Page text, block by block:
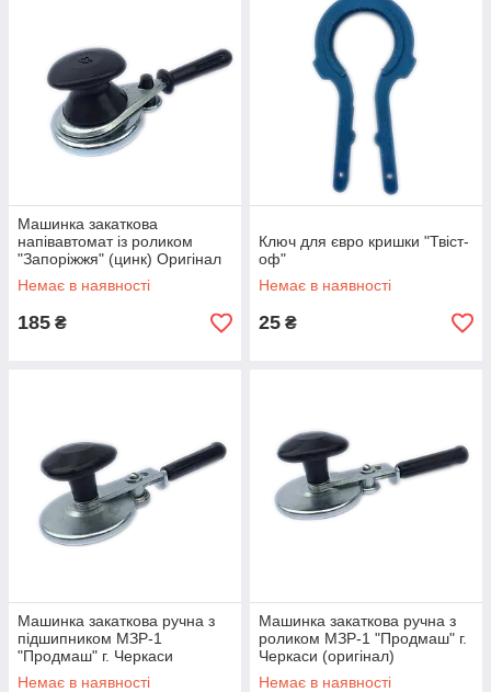
менше 5 хв
час відповіді компанії
Замовляйте Закаточні Машинки та
Отримайте Подарунок
1.
Машинка закаткова
напівавтомат із роликом
"Запоріжжя" (цинк) Оригінал
Немає в наявності
185 ₴
Ключ для євро кришки "Твіст-
оф"
Немає в наявності
25 ₴
Машинка закаткова ручна з
підшипником МЗР-1
"Продмаш" г. Черкаси
(оригінал)
Немає в наявності
Машинка закаткова ручна з
роликом МЗР-1 "Продмаш" г.
Черкаси (оригінал)
Немає в наявності